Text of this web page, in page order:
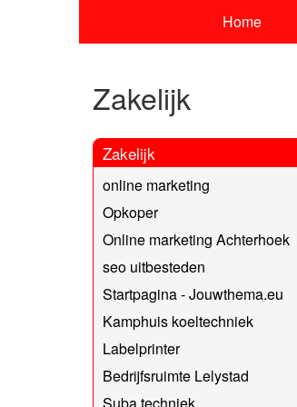
Home
Zakelijk
Zakelijk
online marketing
Opkoper
Online marketing Achterhoek
seo uitbesteden
Startpagina - Jouwthema.eu
Kamphuis koeltechniek
Labelprinter
Bedrijfsruimte Lelystad
Suba techniek